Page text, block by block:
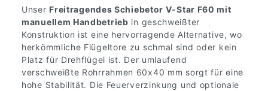
Unser Freitragendes Schiebetor V-Star F60 mit
manuellem Handbetrieb in geschweißter
Konstruktion ist eine hervorragende Alternative, wo
herkömmliche Flügeltore zu schmal sind oder kein
Platz für Drehflügel ist. Der umlaufend
verschweißte Rohrrahmen 60x40 mm sorgt für eine
hohe Stabilität. Die Feuerverzinkung und optionale